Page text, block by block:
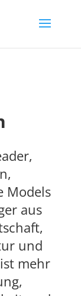
Models
aus
und
mehr